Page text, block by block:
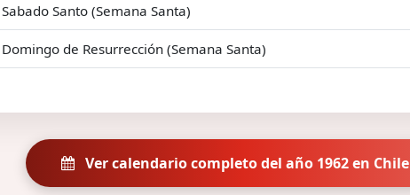
Sabado Santo (Semana Santa)
Domingo de Resurrección (Semana Santa)
Ver calendario completo del año 1962 en Chile